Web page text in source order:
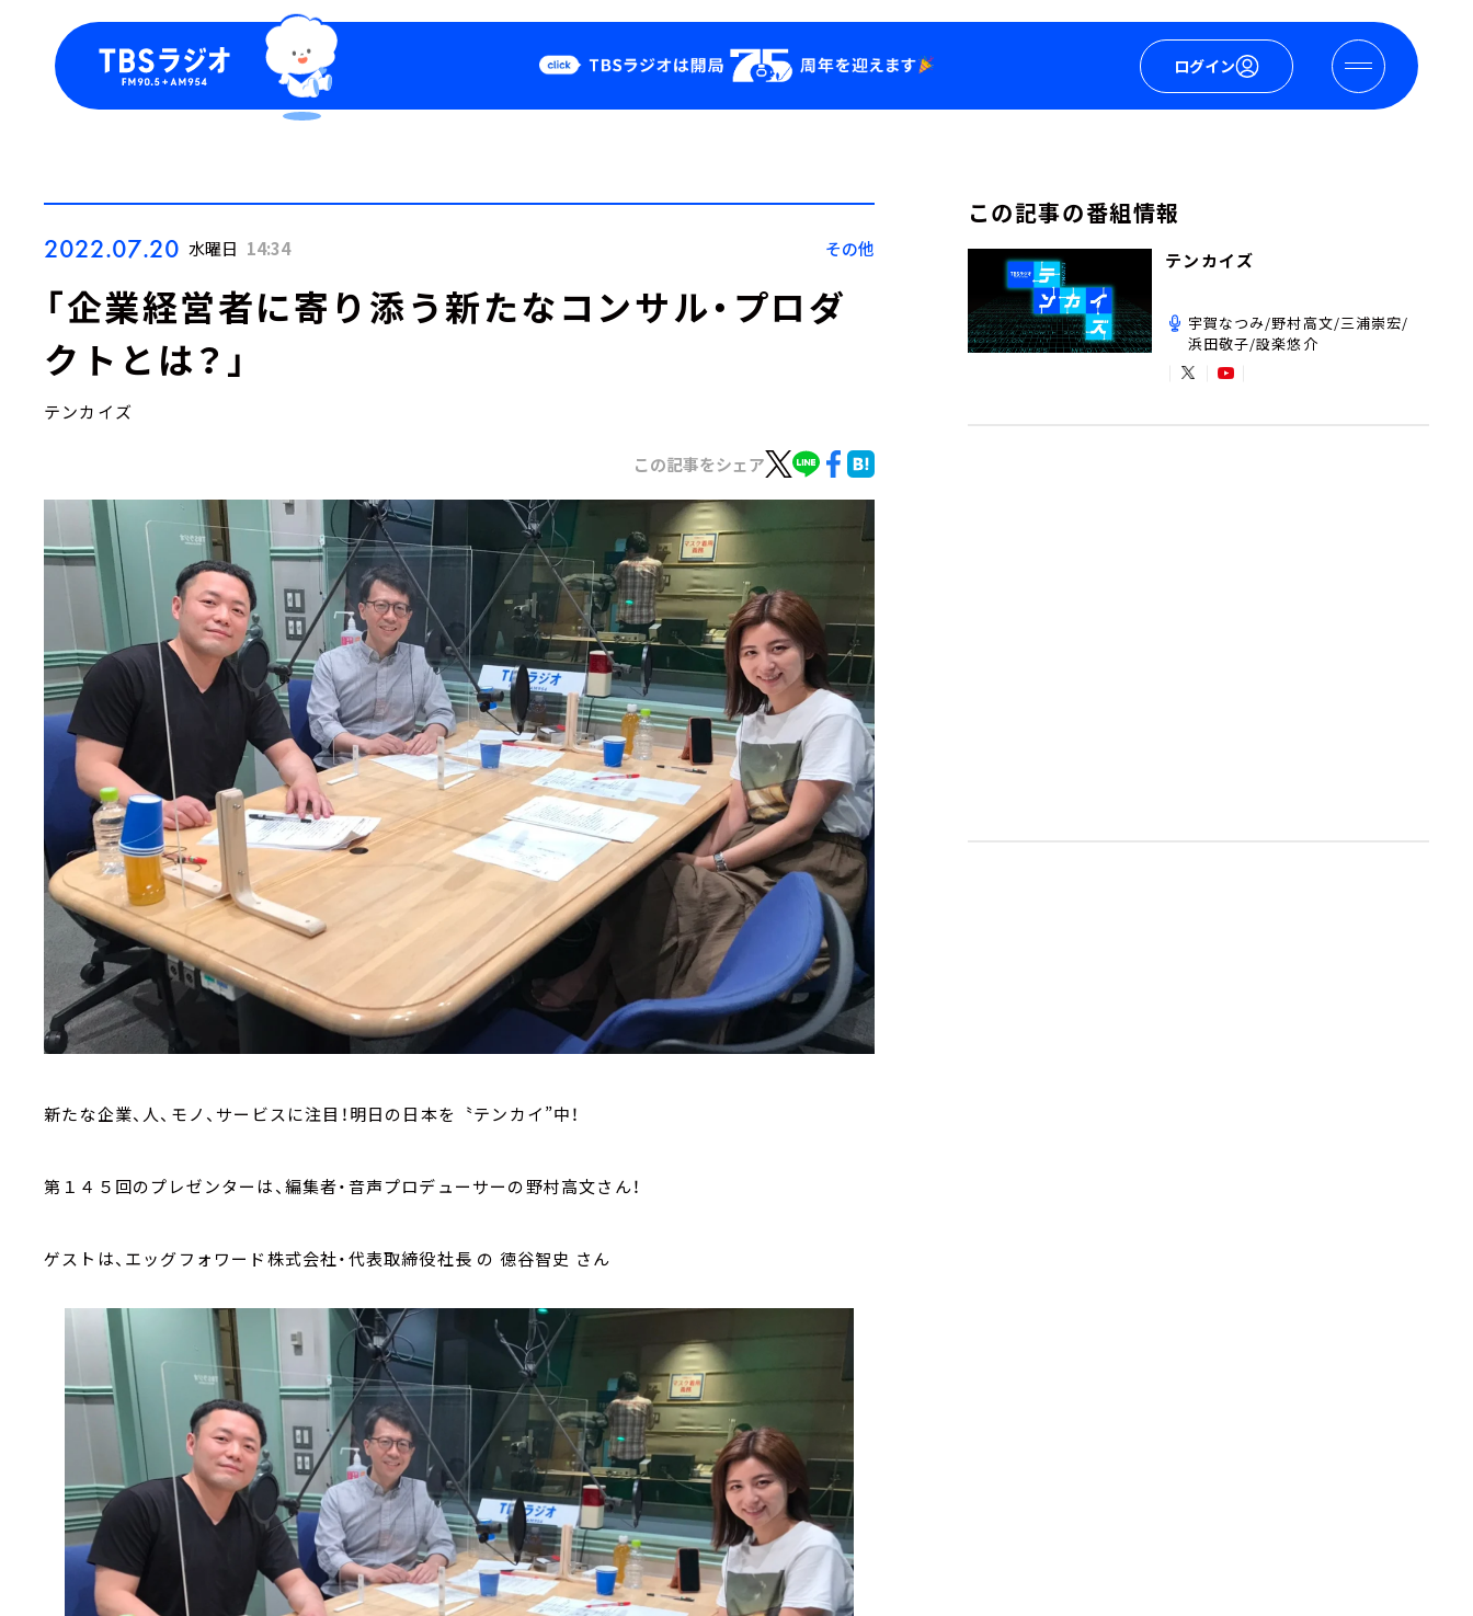
ログイン
Podcast
YouTube
2022.07.20 水曜日 14:34 その他
「企業経営者に寄り添う新たなコンサル・プロダ
クトとは？」
テンカイズ
この記事をシェア
新たな企業、人、モノ、サービスに注目！明日の日本を〝テンカイ”中！
第１４５回のプレゼンターは、編集者・音声プロデューサーの野村高文さん！
ゲストは、エッグフォワード株式会社・代表取締役社長 の 徳谷智史 さん
この記事の番組情報
テンカイズ
宇賀なつみ/野村高文/三浦崇宏/
浜田敬子/設楽悠介